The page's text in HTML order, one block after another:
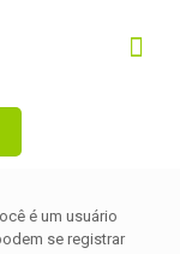
é um usuário
se registrar